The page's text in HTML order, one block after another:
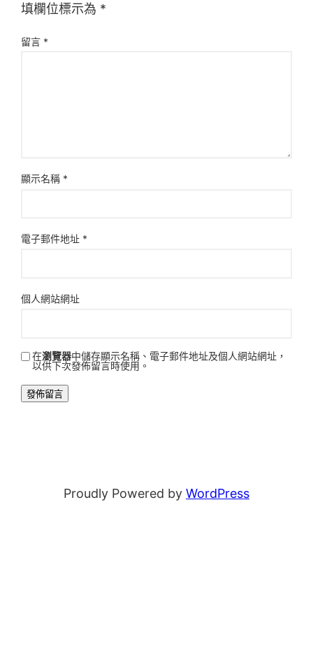
填欄位標示為 *
留言 *
顯示名稱 *
電子郵件地址 *
個人網站網址
在瀏覽器中儲存顯示名稱、電子郵件地址及個人網站網址，
以供下次發佈留言時使用。
Proudly Powered by WordPress